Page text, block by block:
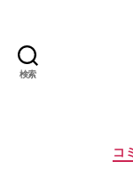
検索
コ